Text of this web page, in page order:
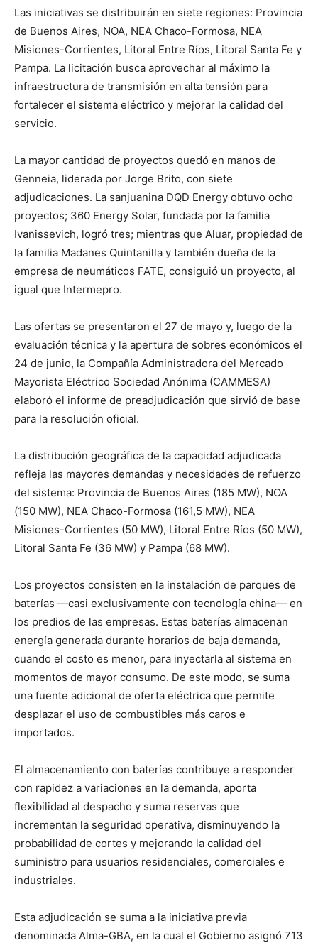
Las iniciativas se distribuirán en siete regiones: Provincia
de Buenos Aires, NOA, NEA Chaco-Formosa, NEA
Misiones-Corrientes, Litoral Entre Ríos, Litoral Santa Fe y
Pampa. La licitación busca aprovechar al máximo la
infraestructura de transmisión en alta tensión para
fortalecer el sistema eléctrico y mejorar la calidad del
servicio.
La mayor cantidad de proyectos quedó en manos de
Genneia, liderada por Jorge Brito, con siete
adjudicaciones. La sanjuanina DQD Energy obtuvo ocho
proyectos; 360 Energy Solar, fundada por la familia
Ivanissevich, logró tres; mientras que Aluar, propiedad de
la familia Madanes Quintanilla y también dueña de la
empresa de neumáticos FATE, consiguió un proyecto, al
igual que Intermepro.
Las ofertas se presentaron el 27 de mayo y, luego de la
evaluación técnica y la apertura de sobres económicos el
24 de junio, la Compañía Administradora del Mercado
Mayorista Eléctrico Sociedad Anónima (CAMMESA)
elaboró el informe de preadjudicación que sirvió de base
para la resolución oficial.
La distribución geográfica de la capacidad adjudicada
refleja las mayores demandas y necesidades de refuerzo
del sistema: Provincia de Buenos Aires (185 MW), NOA
(150 MW), NEA Chaco-Formosa (161,5 MW), NEA
Misiones-Corrientes (50 MW), Litoral Entre Ríos (50 MW),
Litoral Santa Fe (36 MW) y Pampa (68 MW).
Los proyectos consisten en la instalación de parques de
baterías —casi exclusivamente con tecnología china— en
los predios de las empresas. Estas baterías almacenan
energía generada durante horarios de baja demanda,
cuando el costo es menor, para inyectarla al sistema en
momentos de mayor consumo. De este modo, se suma
una fuente adicional de oferta eléctrica que permite
desplazar el uso de combustibles más caros e
importados.
El almacenamiento con baterías contribuye a responder
con rapidez a variaciones en la demanda, aporta
flexibilidad al despacho y suma reservas que
incrementan la seguridad operativa, disminuyendo la
probabilidad de cortes y mejorando la calidad del
suministro para usuarios residenciales, comerciales e
industriales.
Esta adjudicación se suma a la iniciativa previa
denominada Alma-GBA, en la cual el Gobierno asignó 713